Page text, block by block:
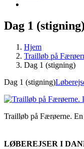
Dag 1 (stigning)
Hjem
Trailløb på
Dag 1 (stigning)
Dag 1 (stigning)
Trailløb på Færøerne.
LØBEREJSER I